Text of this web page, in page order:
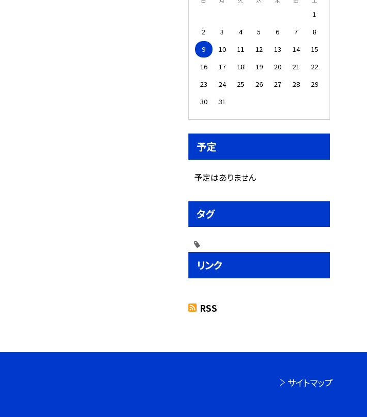
1
2
3 4 5 6 7
8
9
10 11 12 13 14
15
16
17 18 19 20 21
22
23
24 25 26 27 28
29
30
31
予定
予定はありません
タグ
リンク
RSS
サイトマップ